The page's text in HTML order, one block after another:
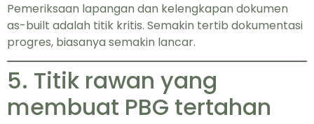
Pemeriksaan lapangan dan kelengkapan dokumen
as-built adalah titik kritis. Semakin tertib dokumentasi
progres, biasanya semakin lancar.
5. Titik rawan yang
membuat PBG tertahan